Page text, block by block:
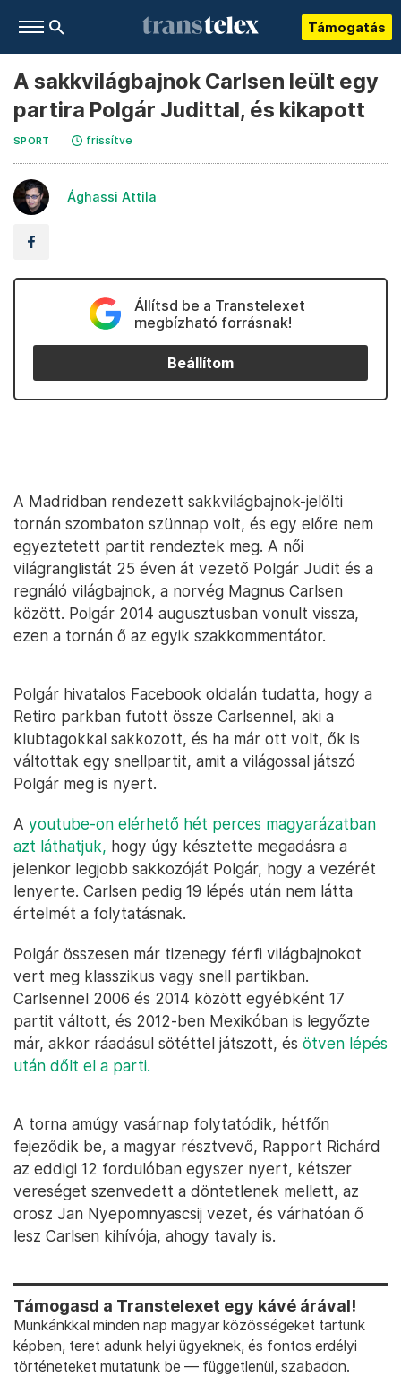
Támogatás
A sakkvilágbajnok Carlsen leült egy
partira Polgár Judittal, és kikapott
SPORT frissítve
Ághassi Attila
Állítsd be a Transtelexet
megbízható forrásnak!
Beállítom
A Madridban rendezett sakkvilágbajnok-jelölti
tornán szombaton szünnap volt, és egy előre nem
egyeztetett partit rendeztek meg. A női
világranglistát 25 éven át vezető Polgár Judit és a
regnáló világbajnok, a norvég Magnus Carlsen
között. Polgár 2014 augusztusban vonult vissza,
ezen a tornán ő az egyik szakkommentátor.
Polgár hivatalos Facebook oldalán tudatta, hogy a
Retiro parkban futott össze Carlsennel, aki a
klubtagokkal sakkozott, és ha már ott volt, ők is
váltottak egy snellpartit, amit a világossal játszó
Polgár meg is nyert.
A youtube-on elérhető hét perces magyarázatban
azt láthatjuk, hogy úgy késztette megadásra a
jelenkor legjobb sakkozóját Polgár, hogy a vezérét
lenyerte. Carlsen pedig 19 lépés után nem látta
értelmét a folytatásnak.
Polgár összesen már tizenegy férfi világbajnokot
vert meg klasszikus vagy snell partikban.
Carlsennel 2006 és 2014 között egyébként 17
partit váltott, és 2012-ben Mexikóban is legyőzte
már, akkor ráadásul sötéttel játszott, és ötven lépés
után dőlt el a parti.
A torna amúgy vasárnap folytatódik, hétfőn
fejeződik be, a magyar résztvevő, Rapport Richárd
az eddigi 12 fordulóban egyszer nyert, kétszer
vereséget szenvedett a döntetlenek mellett, az
orosz Jan Nyepomnyascsij vezet, és várhatóan ő
lesz Carlsen kihívója, ahogy tavaly is.
Támogasd a Transtelexet egy kávé árával!
Munkánkkal minden nap magyar közösségeket tartunk
képben, teret adunk helyi ügyeknek, és fontos erdélyi
történeteket mutatunk be — függetlenül, szabadon.